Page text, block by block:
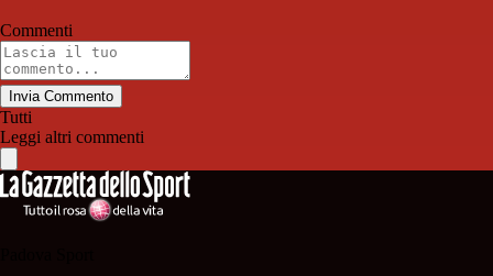
Commenti
Invia Commento
Tutti
Leggi altri commenti